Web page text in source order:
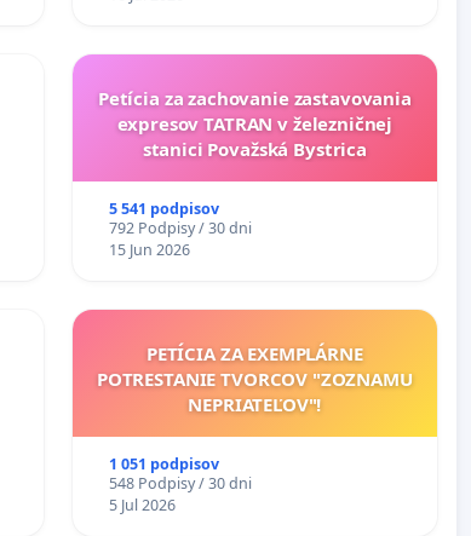
Petícia za zachovanie zastavovania
expresov TATRAN v železničnej
stanici Považská Bystrica
5 541 podpisov
792 Podpisy / 30 dni
15 Jun 2026
PETÍCIA ZA EXEMPLÁRNE
POTRESTANIE TVORCOV "ZOZNAMU
NEPRIATEĽOV"!
1 051 podpisov
548 Podpisy / 30 dni
5 Jul 2026